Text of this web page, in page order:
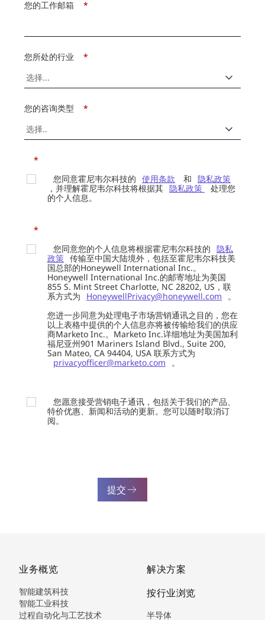
*
您的工作邮箱
*
您所处的行业
*
您的咨询类型
*
您同意霍尼韦尔科技的 使用条款 和 隐私政策
，并理解霍尼韦尔科技将根据其 隐私政策
处理您
的个人信息。
*
您同意您的个人信息将根据霍尼韦尔科技的 隐私
政策 传输至中国大陆境外，包括至霍尼韦尔科技美
国总部的Honeywell International Inc.。
Honeywell International Inc.的邮寄地址为美国
855 S. Mint Street Charlotte, NC 28202, US，联
系方式为
HoneywellPrivacy@honeywell.com
。
您进一步同意为处理电子市场营销通讯之目的，您在
以上表格中提供的个人信息亦将被传输给我们的供应
商Marketo Inc.。Marketo Inc.详细地址为美国加利
福尼亚州901 Mariners Island Blvd., Suite 200,
San Mateo, CA 94404, USA 联系方式为
privacyofficer@marketo.com
。
您愿意接受营销电子通讯，包括关于我们的产品、
特价优惠、新闻和活动的更新。您可以随时取消订
阅。
提交
业务概览
智能建筑科技
智能工业科技
过程自动化与工艺技术
解决方案
按行业浏览
半导体